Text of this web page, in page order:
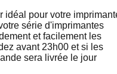
idéal pour votre
série d'imprimantes
et facilement les
avant 23h00 et si les
sera livrée le jour